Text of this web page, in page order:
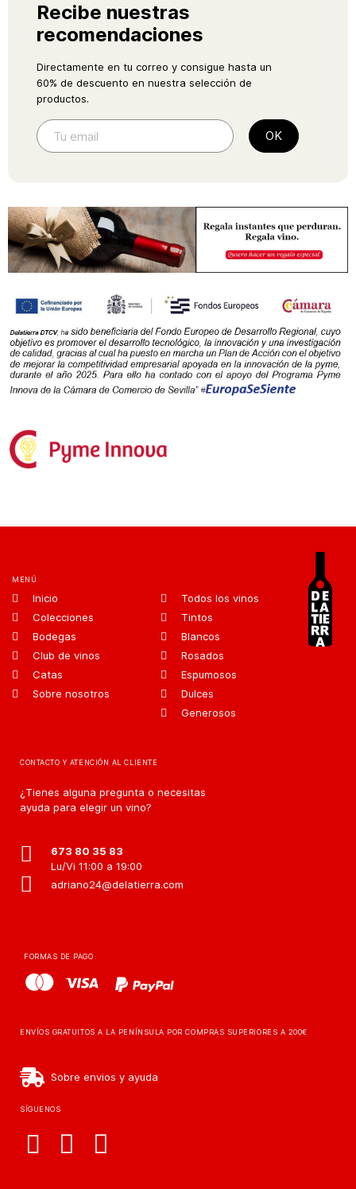
Recibe nuestras
recomendaciones
Directamente en tu correo y consigue hasta un
60% de descuento en nuestra selección de
productos.
MENÚ
Inicio
Colecciones
Bodegas
Club de vinos
Catas
Sobre nosotros
Todos los vinos
Tintos
Blancos
Rosados
Espumosos
Dulces
Generosos
CONTACTO Y ATENCIÓN AL CLIENTE
¿Tienes alguna pregunta o necesitas
ayuda para elegir un vino?
673 80 35 83
Lu/Vi 11:00 a 19:00
adriano24@delatierra.com
FORMAS DE PAGO
ENVÍOS GRATUITOS A LA PENÍNSULA POR COMPRAS SUPERIORES A 200€
Sobre envios y ayuda
SÍGUENOS